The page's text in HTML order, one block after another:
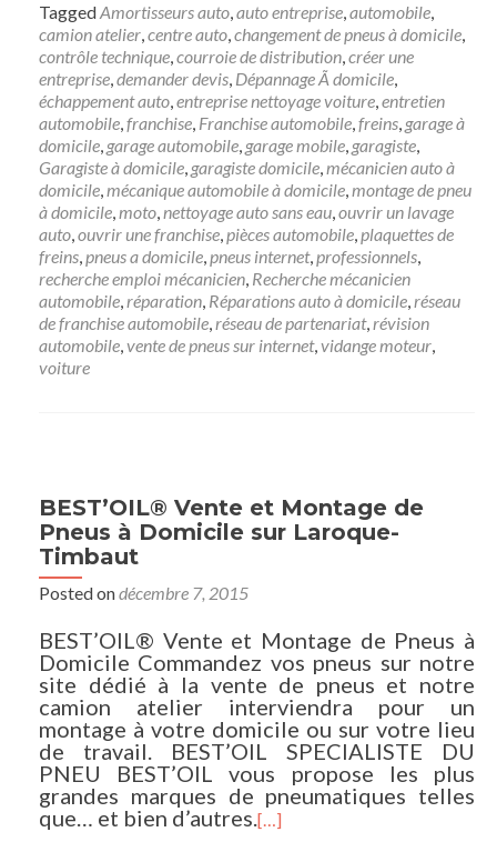
TaggedAmortisseurs auto,auto entreprise,automobile,
camion atelier,centre auto,changement de pneus à domicile,
contrôle technique,courroie de distribution,créer une
entreprise,demander devis, Dépannage Ã domicile,
échappement auto,entreprise nettoyage voiture,entretien
automobile,franchise, Franchise automobile,freins, garage à
domicile, garage automobile, garage mobile, garagiste,
Garagiste à domicile, garagiste domicile,mécanicien auto à
domicile,mécanique automobile à domicile,montage de pneu
à domicile,moto,nettoyage auto sans eau,ouvrir un lavage
auto,ouvrir une franchise,pièces automobile,plaquettes de
freins,pneus a domicile,pneus internet,professionnels,
recherche emploi mécanicien, Recherche mécanicien
automobile,réparation, Réparations auto à domicile,réseau
de franchise automobile,réseau de partenariat,révision
automobile,vente de pneus sur internet,vidange moteur,
voiture
BEST’OIL® Vente et Montage de
Pneus à Domicile sur Laroque-
Timbaut
Posted ondécembre 7, 2015
BEST’OIL® Vente et Montage de Pneus à
Domicile Commandez vos pneus sur notre
site dédié à la vente de pneus et notre
camion atelier interviendra pour un
montage à votre domicile ou sur votre lieu
de travail. BEST’OIL SPECIALISTE DU
PNEU BEST’OIL vous propose les plus
grandes marques de pneumatiques telles
que… et bien d’autres.[…]